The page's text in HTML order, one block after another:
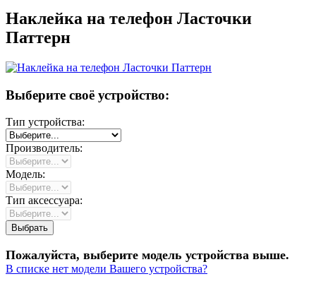
Наклейка на телефон Ласточки
Паттерн
Выберите своё устройство:
Тип устройства:
Производитель:
Модель:
Тип аксессуара:
Пожалуйста, выберите модель устройства выше.
В списке нет модели Вашего устройства?